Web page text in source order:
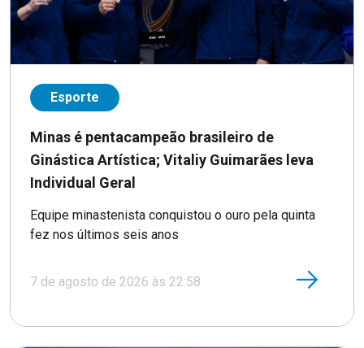
Esporte
Minas é pentacampeão brasileiro de
Ginástica Artística; Vitaliy Guimarães leva
Individual Geral
Equipe minastenista conquistou o ouro pela quinta
fez nos últimos seis anos
7 de agosto de 2026 às 22:58